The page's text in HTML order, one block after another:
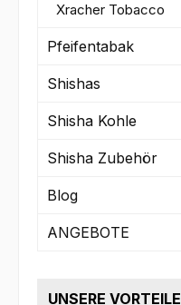
Xracher Tobacco
Pfeifentabak
Shishas
Shisha Kohle
Shisha Zubehör
Blog
ANGEBOTE
UNSERE VORTEILE